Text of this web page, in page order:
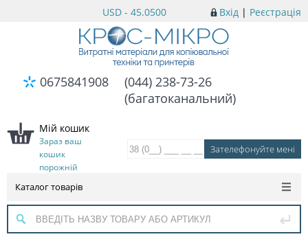
Вхід | Реєстрація
USD - 45.0500
0675841908
(044) 238-73-26
(багатоканальний)
Мій кошик
Зараз ваш
кошик
порожній
Каталог товарів